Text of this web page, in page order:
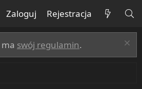
Zaloguj Rejestracja
swój regulamin.